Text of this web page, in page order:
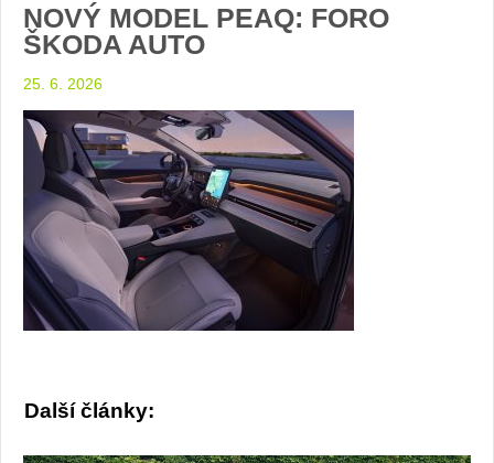
NOVÝ MODEL PEAQ: FORO
ŠKODA AUTO
25. 6. 2026
Další články: